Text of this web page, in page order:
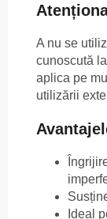
A nu se
cunoscută
aplica pe
utilizării
Ideal